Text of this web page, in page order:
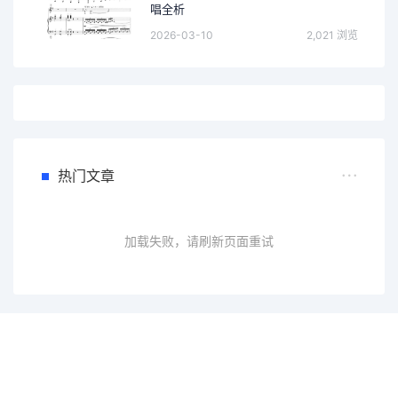
唱全析
2026-03-10 2,021 浏览
热门文章
加载失败，请刷新页面重试